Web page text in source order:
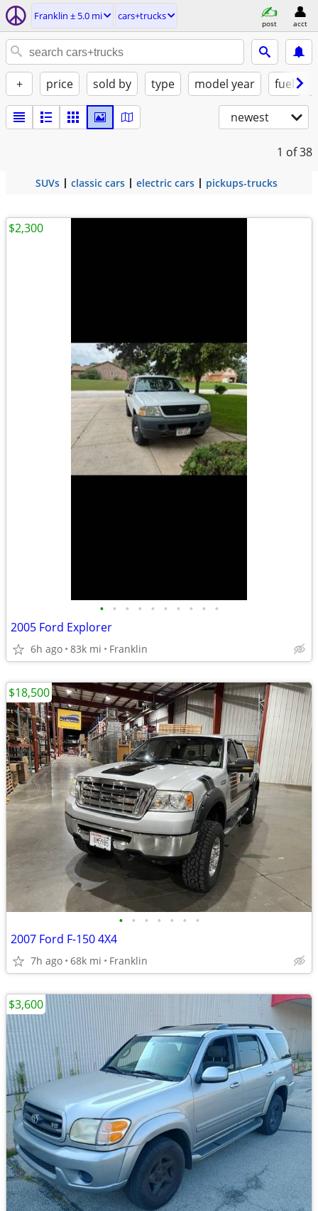
Franklin ± 5.0 mi cars+trucks
post acct
+ price sold by type model year fuel
newest
1 of 38
SUVs classic cars electric cars pickups-trucks
• • • • • • • • • •
2005 Ford Explorer
6h ago 83k mi Franklin
$2,300
• • • • • • •
2007 Ford F-150 4X4
7h ago 68k mi Franklin
$18,500
$3,600